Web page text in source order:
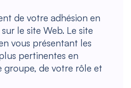
de votre adhésion en
le site Web. Le site
vous présentant les
pertinentes en
de votre rôle et